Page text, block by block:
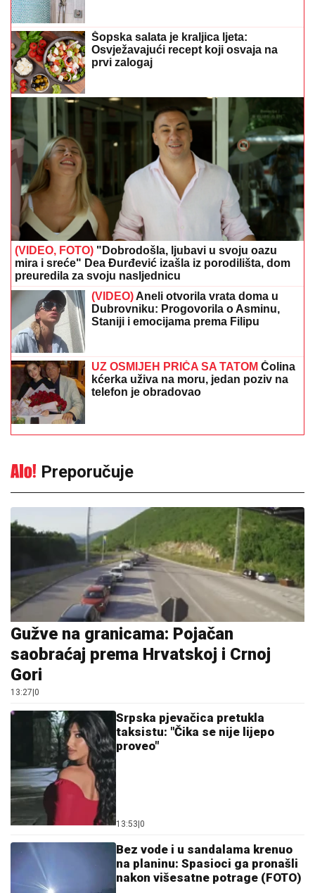
Šopska salata je kraljica ljeta:
Osvježavajući recept koji osvaja na
prvi zalogaj
(VIDEO, FOTO) "Dobrodošla, ljubavi u svoju oazu
mira i sreće" Dea Đurđević izašla iz porodilišta, dom
preuredila za svoju nasljednicu
(VIDEO) Aneli otvorila vrata doma u
Dubrovniku: Progovorila o Asminu,
Staniji i emocijama prema Filipu
UZ OSMIJEH PRIČA SA TATOM Čolina
kćerka uživa na moru, jedan poziv na
telefon je obradovao
Preporučuje
Gužve na granicama: Pojačan
saobraćaj prema Hrvatskoj i Crnoj
Gori
13:27|0
Srpska pjevačica pretukla
taksistu: "Čika se nije lijepo
proveo"
13:53|0
Bez vode i u sandalama krenuo
na planinu: Spasioci ga pronašli
nakon višesatne potrage (FOTO)